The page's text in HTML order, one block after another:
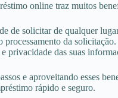
online traz muitos
de solicitar de qualquer
processamento da solicitação.
e privacidade das suas
e aproveitando esses
rápido e seguro.